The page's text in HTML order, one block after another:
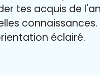
tes acquis de
connaissances.
éclairé.